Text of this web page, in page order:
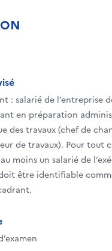
: salarié de l’entreprise
en préparation
des travaux (chef de
de travaux). Pour tout
moins un salarié de
être identifiable